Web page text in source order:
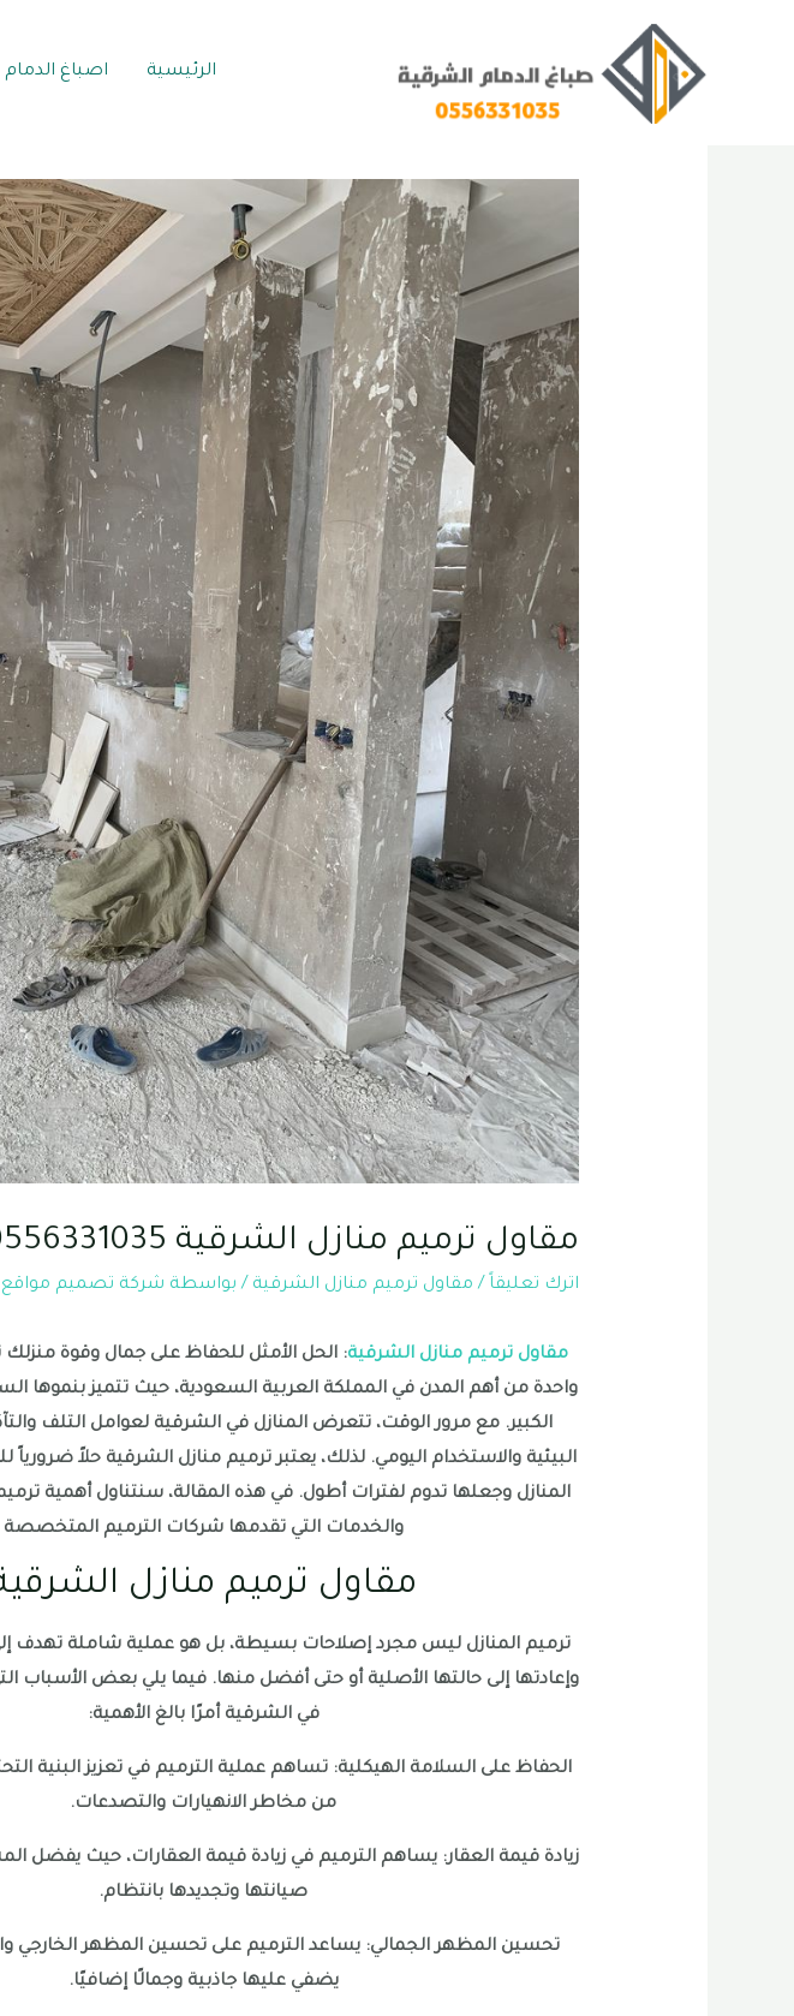
الرئيسية اصباغ الدمام
مقاول ترميم منازل الشرقية 0556331035
اترك تعليقاً / مقاول ترميم منازل الشرقية / بواسطة شركة تصميم مواقع
مقاول ترميم منازل الشرقية: الحل الأمثل للحفاظ على جمال وقوة منزلك
واحدة من أهم المدن في المملكة العربية السعودية، حيث تتميز بنموها
الكبير. مع مرور الوقت، تتعرض المنازل في الشرقية لعوامل التلف
البيئية والاستخدام اليومي. لذلك، يعتبر ترميم منازل الشرقية حلاً
المنازل وجعلها تدوم لفترات أطول. في هذه المقالة، سنتناول أهمية
والخدمات التي تقدمها شركات الترميم المتخصصة
مقاول ترميم منازل
ترميم المنازل ليس مجرد إصلاحات بسيطة، بل هو عملية شاملة تهدف إلى
وإعادتها إلى حالتها الأصلية أو حتى أفضل منها. فيما يلي بعض الأسباب
في الشرقية أمرًا بالغ الأهمية:
الحفاظ على السلامة الهيكلية: تساهم عملية الترميم في تعزيز البنية
من مخاطر الانهيارات والتصدعات.
زيادة قيمة العقار: يساهم الترميم في زيادة قيمة العقارات، حيث يفضل
صيانتها وتجديدها بانتظام.
تحسين المظهر الجمالي: يساعد الترميم على تحسين المظهر الخارجي
يضفي عليها جاذبية وجمالًا إضافيًا.